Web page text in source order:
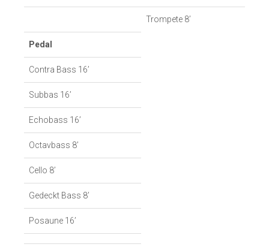
Trompete 8’
Pedal
Contra Bass 16’
Subbas 16’
Echobass 16’
Octavbass 8’
Cello 8’
Gedeckt Bass 8’
Posaune 16’